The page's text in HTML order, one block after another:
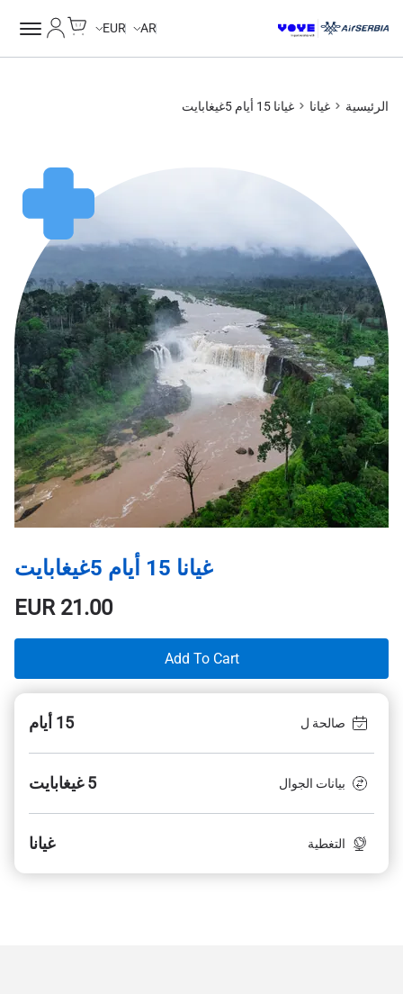
AR
EUR
الرئيسية غيانا غيانا 15 أيام 5غيغابايت
غيانا 15 أيام 5غيغابايت
EUR21.00
Add To Cart
صالحة ل 15 أيام
بيانات الجوال 5 غيغابايت
التغطية غيانا